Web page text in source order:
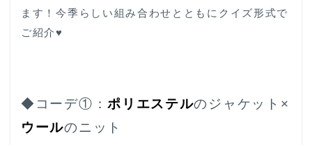
ます！今季らしい組み合わせとともにクイズ形式で
ご紹介♥
◆コーデ①：ポリエステルのジャケット×
ウールのニット